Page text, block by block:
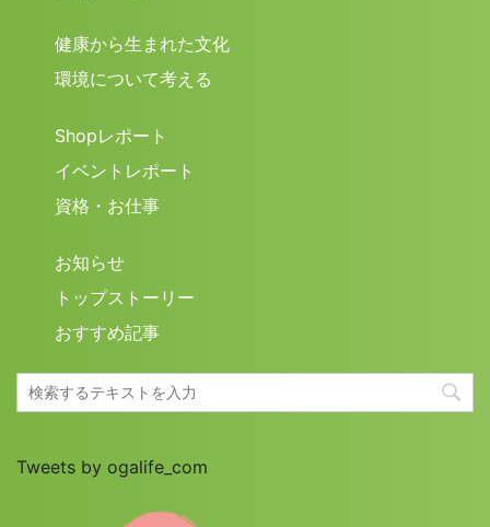
健康から生まれた文化
環境について考える
Shopレポート
イベントレポート
資格・お仕事
お知らせ
トップストーリー
おすすめ記事
Tweets by ogalife_com